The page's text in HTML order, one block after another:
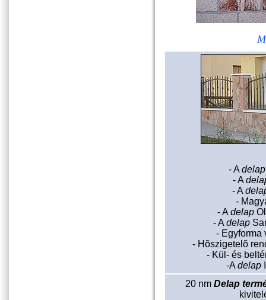
- A delap
- A
- A
-
- A delap
- A delap
- Egyforma
- Hõszigetelõ
- Kül- és
-A delap
20 nm Delap